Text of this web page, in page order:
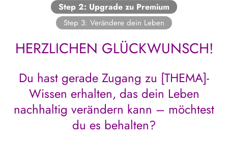
Step 2: Upgrade zu Premium
Step 3: Verändere dein Leben
HERZLICHEN GLÜCKWUNSCH!
Du hast gerade Zugang zu [THEMA]-
Wissen erhalten, das dein Leben
nachhaltig verändern kann – möchtest
du es behalten?